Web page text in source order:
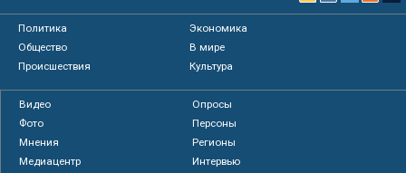
Политика
Экономика
Общество
В мире
Происшествия
Культура
Видео
Опросы
Фото
Персоны
Мнения
Регионы
Медиацентр
Интервью